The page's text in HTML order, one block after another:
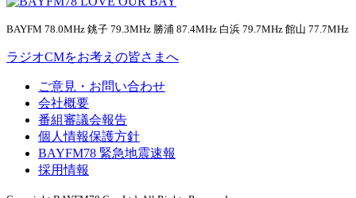
BAYFM 78.0MHz 銚子 79.3MHz 勝浦 87.4MHz 白浜 79.7MHz 館山 77.7MHz
ラジオCMをお考えの皆さまへ
ご意見・お問い合わせ
会社概要
番組審議会報告
個人情報保護方針
BAYFM78 緊急地震速報
採用情報